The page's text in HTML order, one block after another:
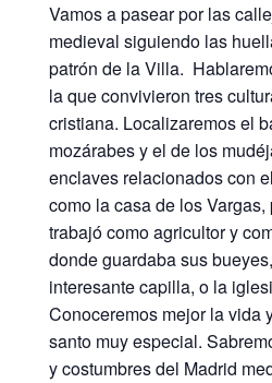
Vamos a pasear por las
medieval siguiendo las
patrón de la Villa.
la que convivieron tres
cristiana. Localizaremos el
mozárabes y el de los
enclaves relacionados con
como la casa de los
trabajó como agricultor y
donde guardaba sus
interesante capilla, o la
Conoceremos mejor la vida
santo muy especial.
y costumbres del Madrid